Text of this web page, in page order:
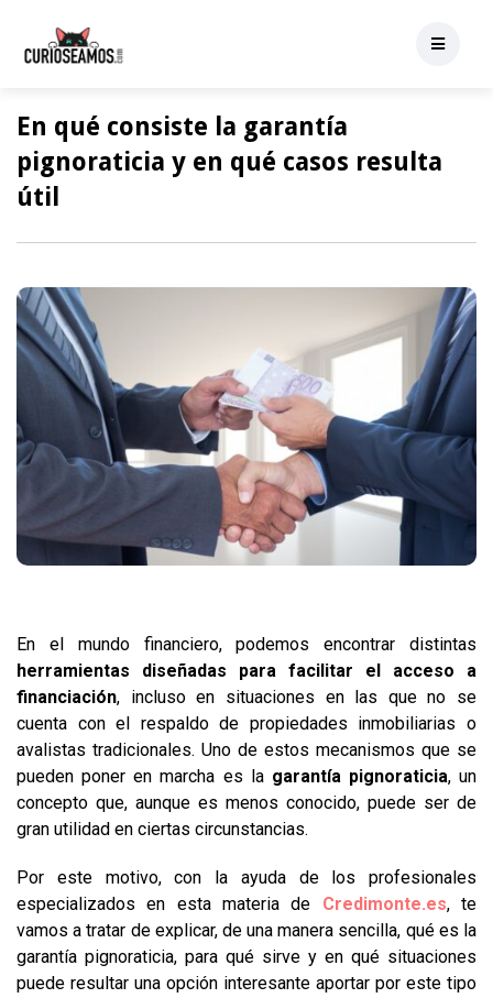
En qué consiste la garantía
pignoraticia y en qué casos resulta
útil
En el mundo financiero, podemos encontrar distintas
herramientas diseñadas para facilitar el acceso a
financiación, incluso en situaciones en las que no se
cuenta con el respaldo de propiedades inmobiliarias o
avalistas tradicionales. Uno de estos mecanismos que se
pueden poner en marcha es la garantía pignoraticia, un
concepto que, aunque es menos conocido, puede ser de
gran utilidad en ciertas circunstancias.
Por este motivo, con la ayuda de los profesionales
especializados en esta materia de Credimonte.es, te
vamos a tratar de explicar, de una manera sencilla, qué es la
garantía pignoraticia, para qué sirve y en qué situaciones
puede resultar una opción interesante aportar por este tipo